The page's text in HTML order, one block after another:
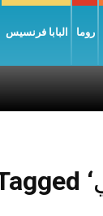
البابا فرنسيس روما